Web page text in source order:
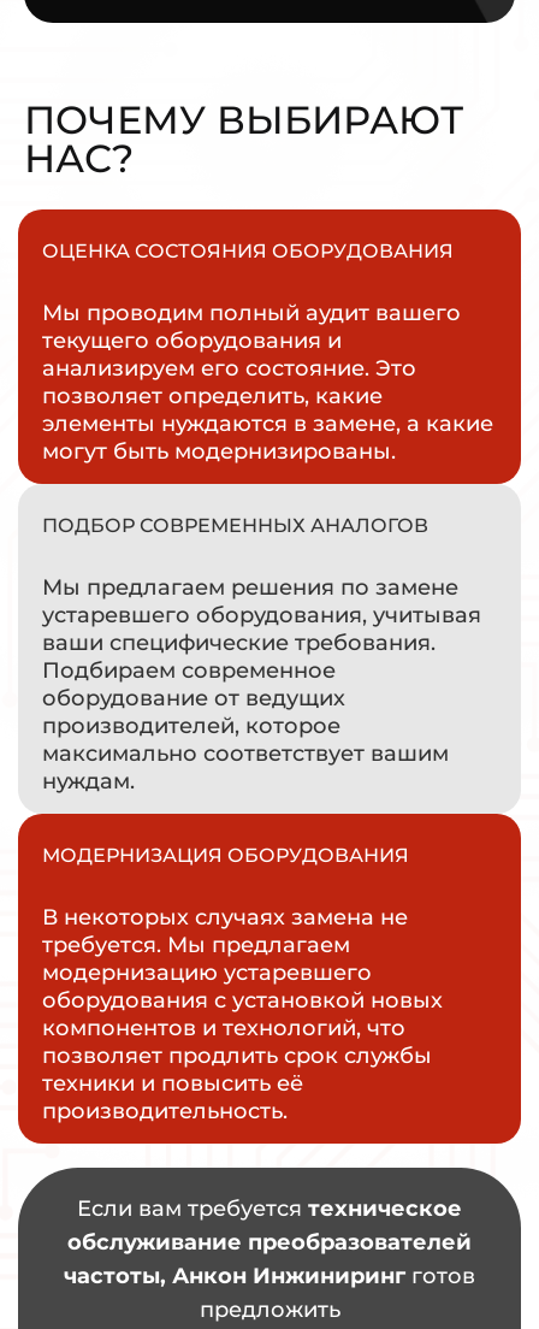
ПОЧЕМУ ВЫБИРАЮТ
НАС?
ОЦЕНКА СОСТОЯНИЯ ОБОРУДОВАНИЯ
Мы проводим полный аудит вашего
текущего оборудования и
анализируем его состояние. Это
позволяет определить, какие
элементы нуждаются в замене, а какие
могут быть модернизированы.
ПОДБОР СОВРЕМЕННЫХ АНАЛОГОВ
Мы предлагаем решения по замене
устаревшего оборудования, учитывая
ваши специфические требования.
Подбираем современное
оборудование от ведущих
производителей, которое
максимально соответствует вашим
нуждам.
МОДЕРНИЗАЦИЯ ОБОРУДОВАНИЯ
В некоторых случаях замена не
требуется. Мы предлагаем
модернизацию устаревшего
оборудования с установкой новых
компонентов и технологий, что
позволяет продлить срок службы
техники и повысить её
производительность.
Если вам требуется техническое
обслуживание преобразователей
частоты, Анкон Инжиниринг готов
предложить